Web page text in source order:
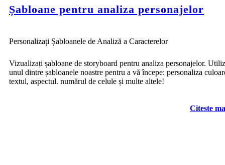
Șabloane pentru analiza personajelor
Personalizați Șabloanele de Analiză a Caracterelor
Vizualizați șabloane de storyboard pentru analiza personajelor.
unul dintre șabloanele noastre pentru a vă începe: personaliza
textul, aspectul. numărul de celule și multe altele!
Citeste